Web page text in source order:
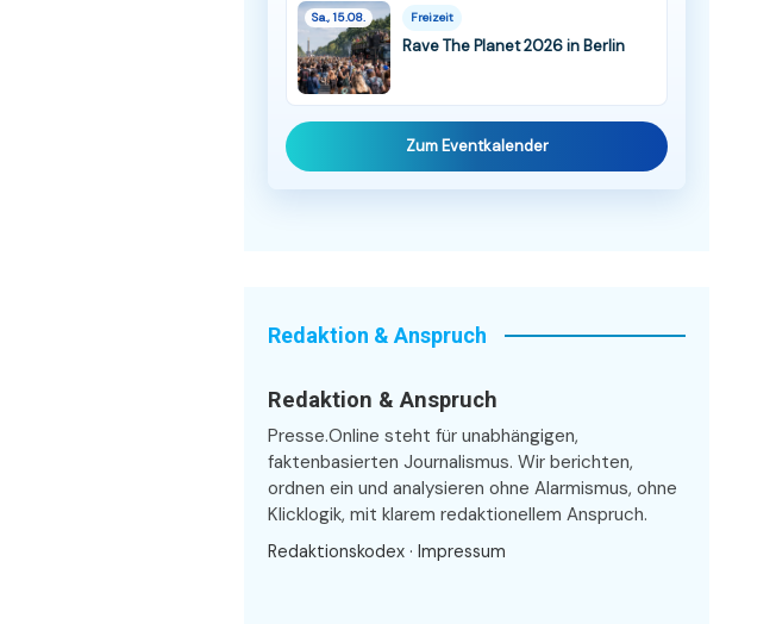
Sa., 15.08. Freizeit
Rave The Planet 2026 in Berlin
Zum Eventkalender
Redaktion & Anspruch
Redaktion & Anspruch
Presse.Online steht für unabhängigen,
faktenbasierten Journalismus. Wir berichten,
ordnen ein und analysieren ohne Alarmismus, ohne
Klicklogik, mit klarem redaktionellem Anspruch.
Redaktionskodex · Impressum